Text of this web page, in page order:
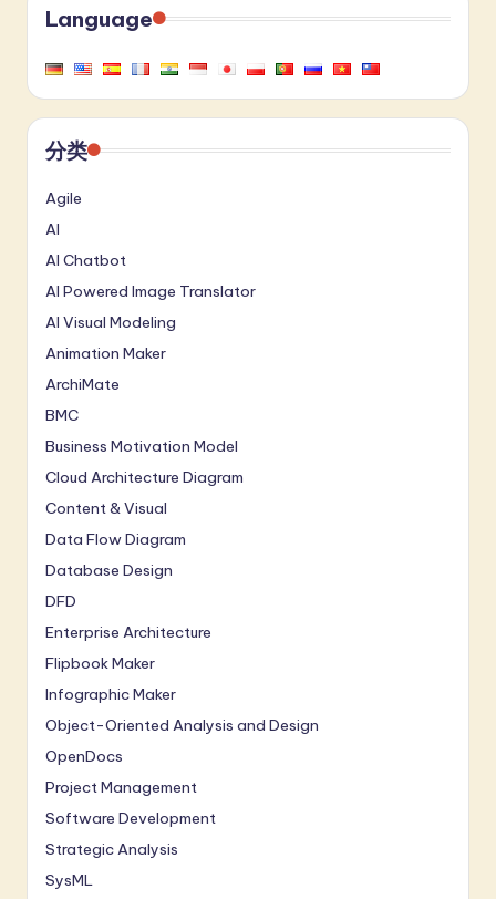
e
s
t
in
A
&
S
o
ft
w
a
r
e
In
n
o
v
a
ti
o
n
Language
分类
Agile
AI
AI Chatbot
AI Powered Image Translator
AI Visual Modeling
Animation Maker
ArchiMate
BMC
Business Motivation Model
Cloud Architecture Diagram
Content & Visual
Data Flow Diagram
Database Design
DFD
Enterprise Architecture
Flipbook Maker
Infographic Maker
Object-Oriented Analysis and Design
OpenDocs
Project Management
Software Development
Strategic Analysis
SysML